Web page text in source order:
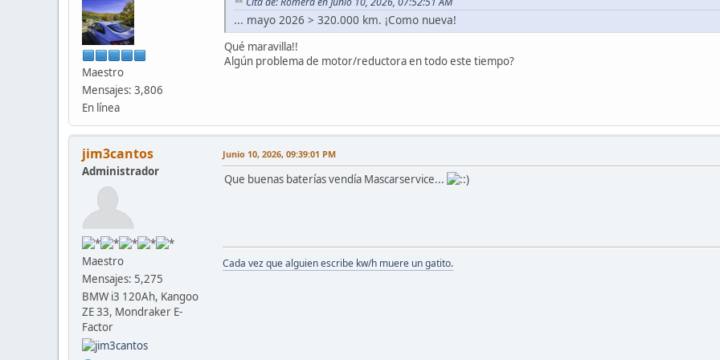
Maestro
Mensajes: 3,806
En línea
... mayo 2026 > 320.000 km. ¡Como nueva!
Qué maravilla!!
Algún problema de motor/reductora en todo este tiempo?
jim3cantos
Administrador
Maestro
Mensajes: 5,275
BMW i3 120Ah, Kangoo
ZE 33, Mondraker E-
Factor
Junio 10, 2026, 09:39:01 PM
Que buenas baterías vendía Mascarservice...
Cada vez que alguien escribe kw/h muere un gatito.